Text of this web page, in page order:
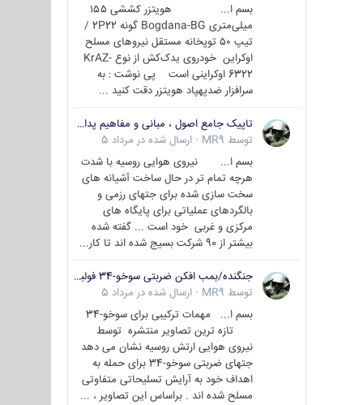
بسم ا... هویتزر کششی ۱۵۵
میلی‌متری Bogdana-BG گونه 2P22 /
تیپ ۵۰ توپخانه مستقل نیروهای مسلح
اوکراین خودروی یدک‌کش از نوع KrAZ-
6322 اوکراینی است پی نوشت : به
سرافزار ضدپهپاد هویتزر دقت کنید ...
تاپیک جامع اصول ، مبانی و مفاهیم پدافند غیر عامل
توسط MR9
· ارسال شده در مرداد 5
بسم ا... نیروی هوایی روسیه با شدت
هرچه تمام تر در حال ساخت آشیانه های
سخت سازی شده برای جتهای رزمی و
بالگردهای عملیاتی برای پایگاه های
مرکزی و غربی خود است ... گفته شده
بیشتر از 90 شرکت بسیج شده اند تا کار...
جنگنده/بمب افکن ضربتی سوخو-34 فولبک ( Sukhoi Su-34/Fullback)
توسط MR9
· ارسال شده در مرداد 5
بسم ا... مهمات ترکیبی برای سوخو-34
تازه ترین تصاویر منتشره توسط
نیروی هوایی ارتش روسیه نشان می دهد
جتهای ضربتی سوخو-34 برای حمله به
اهداف خود به آرایش تسلیحاتی متفاوتی
مسلح شده اند . براساس این تصاویر ، ...